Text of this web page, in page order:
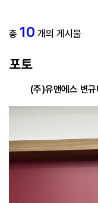
총 10 개의 게시물
포토
(주)유앤에스 변